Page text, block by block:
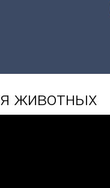
животных